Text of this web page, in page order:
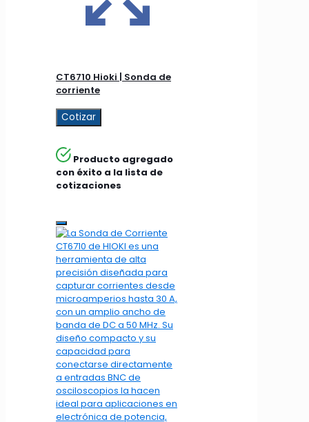
CT6710 Hioki | Sonda de
corriente
Cotizar
Producto agregado
con éxito a la lista de
cotizaciones